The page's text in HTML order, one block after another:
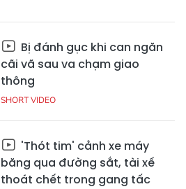
Bị đánh gục khi can ngăn
cãi vã sau va chạm giao
thông
SHORT VIDEO
'Thót tim' cảnh xe máy
băng qua đường sắt, tài xế
thoát chết trong gang tấc